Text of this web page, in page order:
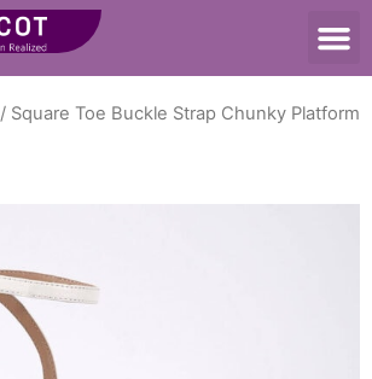
/ Square Toe Buckle Strap Chunky Platform